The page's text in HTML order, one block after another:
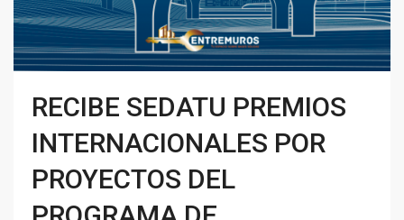
RECIBE SEDATU PREMIOS
INTERNACIONALES POR
PROYECTOS DEL